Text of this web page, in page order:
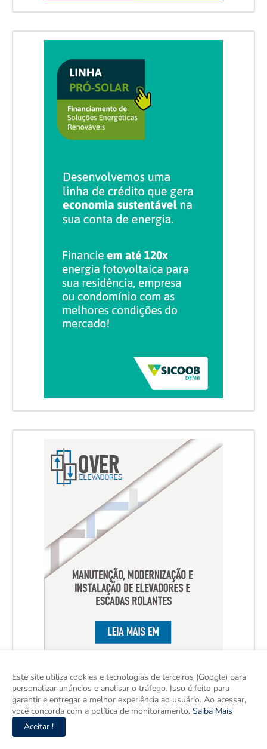
Este site utiliza cookies e tecnologias de terceiros (Google) para
personalizar anúncios e analisar o tráfego. Isso é feito para
garantir e entregar a melhor experiência ao usuário. Ao acessar,
você concorda com a política de monitoramento. Saiba Mais
Aceitar !